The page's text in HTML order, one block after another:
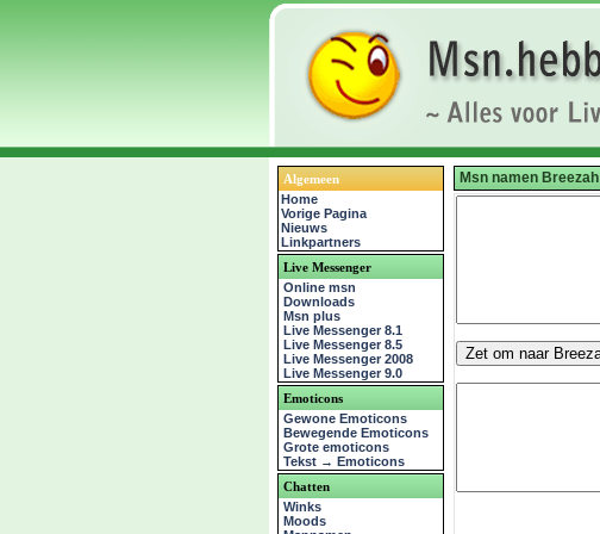
Algemeen
Home
Vorige Pagina
Nieuws
Linkpartners
Live Messenger
Online msn
Downloads
Msn plus
Live Messenger 8.1
Live Messenger 8.5
Live Messenger 2008
Live Messenger 9.0
Emoticons
Gewone Emoticons
Bewegende Emoticons
Grote emoticons
Tekst → Emoticons
Chatten
Winks
Moods
Msn namen Breezah